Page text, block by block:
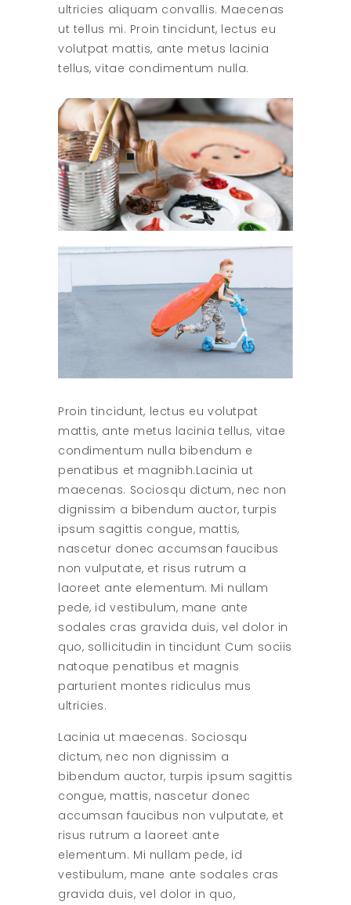
ultricies aliquam convallis. Maecenas
ut tellus mi. Proin tincidunt, lectus eu
volutpat mattis, ante metus lacinia
tellus, vitae condimentum nulla.
Proin tincidunt, lectus eu volutpat
mattis, ante metus lacinia tellus, vitae
condimentum nulla bibendum e
penatibus et magnibh.Lacinia ut
maecenas. Sociosqu dictum, nec non
dignissim a bibendum auctor, turpis
ipsum sagittis congue, mattis,
nascetur donec accumsan faucibus
non vulputate, et risus rutrum a
laoreet ante elementum. Mi nullam
pede, id vestibulum, mane ante
sodales cras gravida duis, vel dolor in
quo, sollicitudin in tincidunt Cum sociis
natoque penatibus et magnis
parturient montes ridiculus mus
ultricies.
Lacinia ut maecenas. Sociosqu
dictum, nec non dignissim a
bibendum auctor, turpis ipsum sagittis
congue, mattis, nascetur donec
accumsan faucibus non vulputate, et
risus rutrum a laoreet ante
elementum. Mi nullam pede, id
vestibulum, mane ante sodales cras
gravida duis, vel dolor in quo,